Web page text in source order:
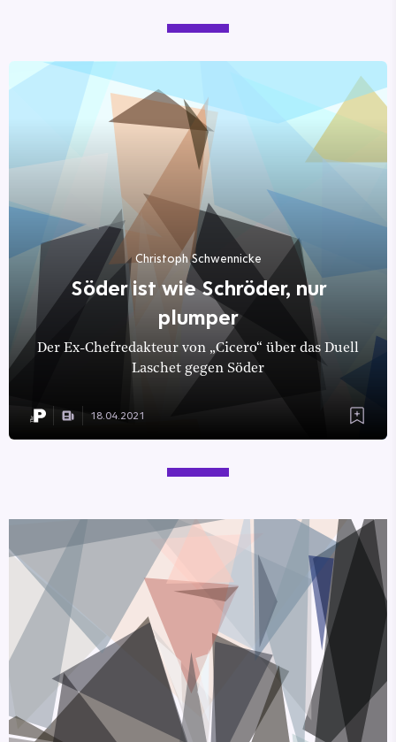
Christoph Schwennicke
Söder ist wie Schröder, nur
plumper
Der Ex-Chefredakteur von „Cicero“ über das Duell
Laschet gegen Söder
18.04.2021